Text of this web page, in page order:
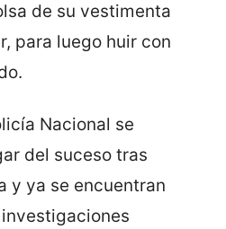
de su vestimenta
para luego huir con
Nacional se
del suceso tras
y ya se encuentran